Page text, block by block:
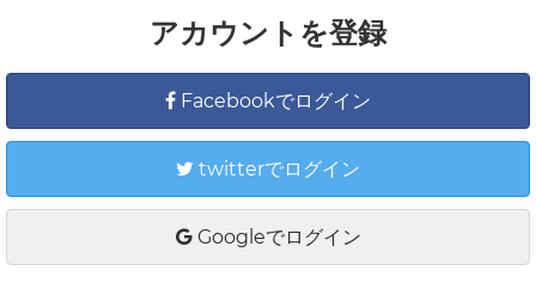
アカウントを登録
Facebookでログイン
twitterでログイン
Googleでログイン